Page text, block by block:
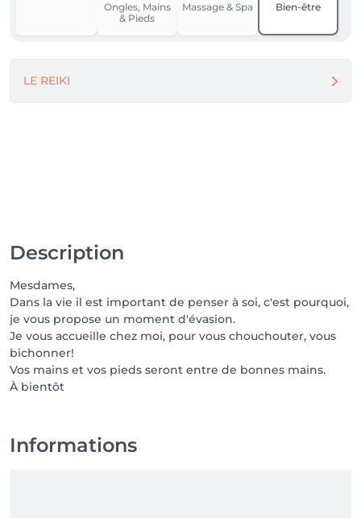
Ongles, Mains
& Pieds
Massage & Spa Bien-être
LE REIKI
Description
Mesdames,
Dans la vie il est important de penser à soi, c'est pourquoi,
je vous propose un moment d'évasion.
Je vous accueille chez moi, pour vous chouchouter, vous
bichonner!
Vos mains et vos pieds seront entre de bonnes mains.
À bientôt
Informations